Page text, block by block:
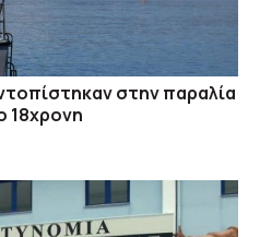
στην παραλία
18χρονη